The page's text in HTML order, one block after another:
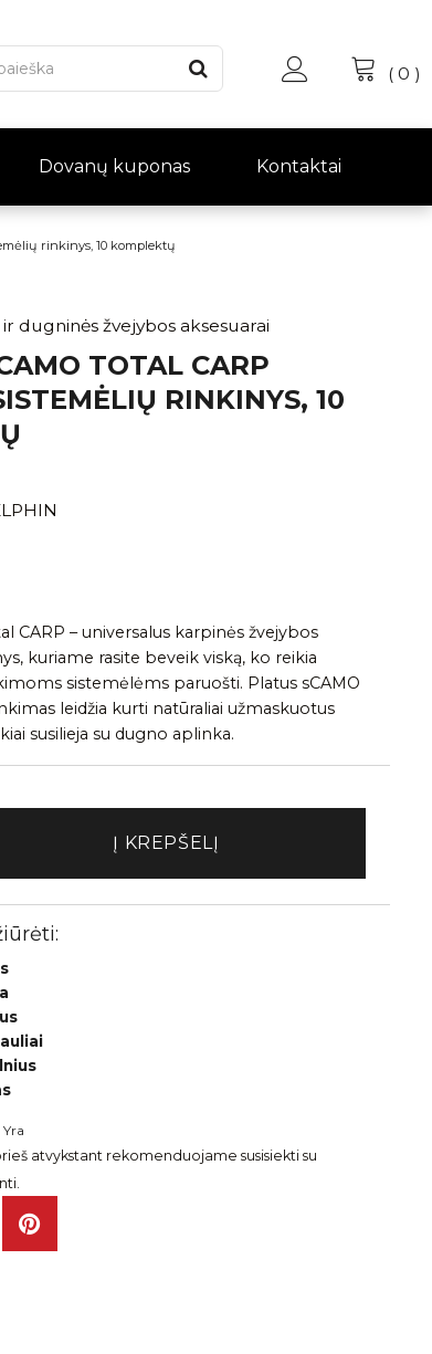
( 0 )
Dovanų kuponas Kontaktai
rinkinys, 10 komplektų
dugninės žvejybos aksesuarai
TOTAL CARP
RINKINYS, 10
CARP – universalus karpinės žvejybos
kuriame rasite beveik viską, ko reikia
sistemėlėms paruošti. Platus sCAMO
leidžia kurti natūraliai užmaskuotus
susilieja su dugno aplinka.
Į KREPŠELĮ
Yra
atvykstant rekomenduojame susisiekti su